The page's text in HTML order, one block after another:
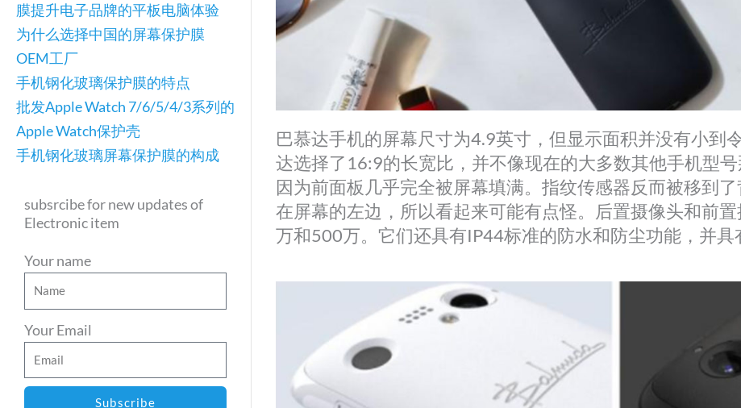
膜提升电子品牌的平板电脑体验
为什么选择中国的屏幕保护膜
OEM工厂
手机钢化玻璃保护膜的特点
批发Apple Watch 7/6/5/4/3系列的
Apple Watch保护壳
手机钢化玻璃屏幕保护膜的构成
subsrcibe for new updates of
Electronic item
Your name
Your Email
Subscribe
巴慕达手机的屏幕尺寸为4.9英寸，但显示面积并没有小到
达选择了16:9的长宽比，并不像现在的大多数其他手机型
因为前面板几乎完全被屏幕填满。指纹传感器反而被移到
在屏幕的左边，所以看起来可能有点怪。后置摄像头和前
万和500万。它们还具有IP44标准的防水和防尘功能，并具